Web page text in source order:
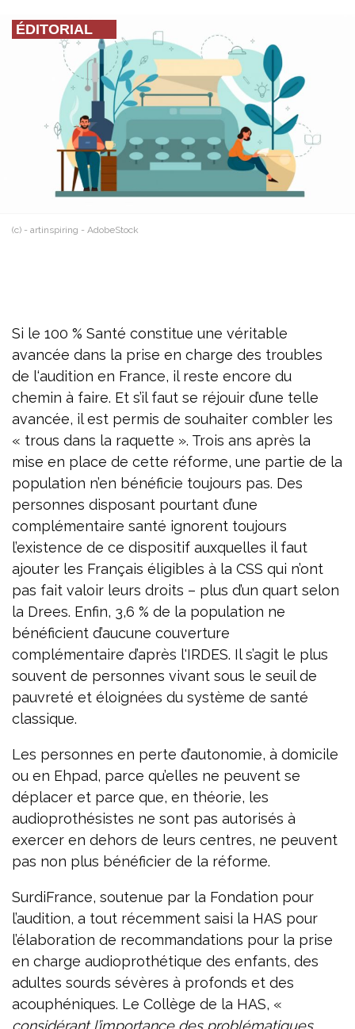
ÉDITORIAL
(c) - artinspiring - AdobeStock
Si le 100 % Santé constitue une véritable
avancée dans la prise en charge des troubles
de l‘audition en France, il reste encore du
chemin à faire. Et s’il faut se réjouir d’une telle
avancée, il est permis de souhaiter combler les
« trous dans la raquette ». Trois ans après la
mise en place de cette réforme, une partie de la
population n’en bénéficie toujours pas. Des
personnes disposant pourtant d’une
complémentaire santé ignorent toujours
l’existence de ce dispositif auxquelles il faut
ajouter les Français éligibles à la CSS qui n’ont
pas fait valoir leurs droits – plus d’un quart selon
la Drees. Enfin, 3,6 % de la population ne
bénéficient d’aucune couverture
complémentaire d’après l'IRDES. Il s’agit le plus
souvent de personnes vivant sous le seuil de
pauvreté et éloignées du système de santé
classique.
Les personnes en perte d’autonomie, à domicile
ou en Ehpad, parce qu’elles ne peuvent se
déplacer et parce que, en théorie, les
audioprothésistes ne sont pas autorisés à
exercer en dehors de leurs centres, ne peuvent
pas non plus bénéficier de la réforme.
SurdiFrance, soutenue par la Fondation pour
l’audition, a tout récemment saisi la HAS pour
l’élaboration de recommandations pour la prise
en charge audioprothétique des enfants, des
adultes sourds sévères à profonds et des
acouphéniques. Le Collège de la HAS, «
considérant l’importance des problématiques